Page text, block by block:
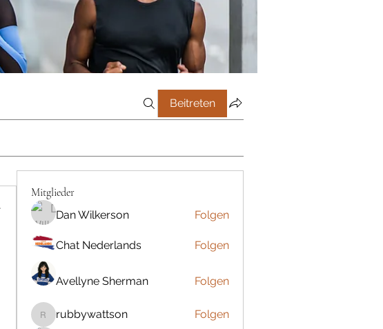
Beitreten
Mitglieder
Dan Wilkerson Folgen
Chat Nederlands Folgen
Avellyne Sherman Folgen
rubbywattson
rubbywattson Folgen